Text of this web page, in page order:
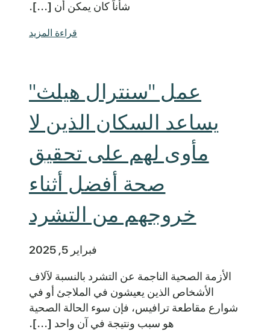
شأناً كان يمكن أن [...].
قراءة المزيد
عمل "سنترال هيلث"
يساعد السكان الذين لا
مأوى لهم على تحقيق
صحة أفضل أثناء
خروجهم من التشرد
فبراير 5, 2025
الأزمة الصحية الناجمة عن التشرد بالنسبة لآلاف
الأشخاص الذين يعيشون في الملاجئ أو في
شوارع مقاطعة ترافيس، فإن سوء الحالة الصحية
هو سبب ونتيجة في آن واحد [...].